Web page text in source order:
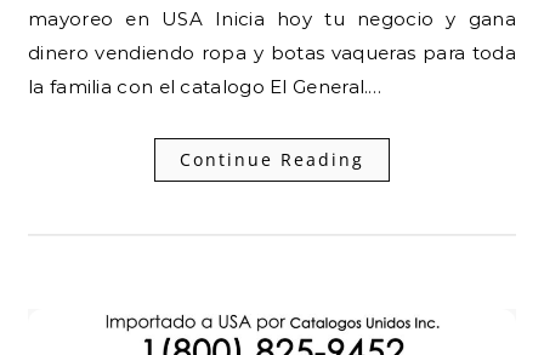
mayoreo en USA Inicia hoy tu negocio y gana
dinero vendiendo ropa y botas vaqueras para toda
la familia con el catalogo El General.…
Continue Reading